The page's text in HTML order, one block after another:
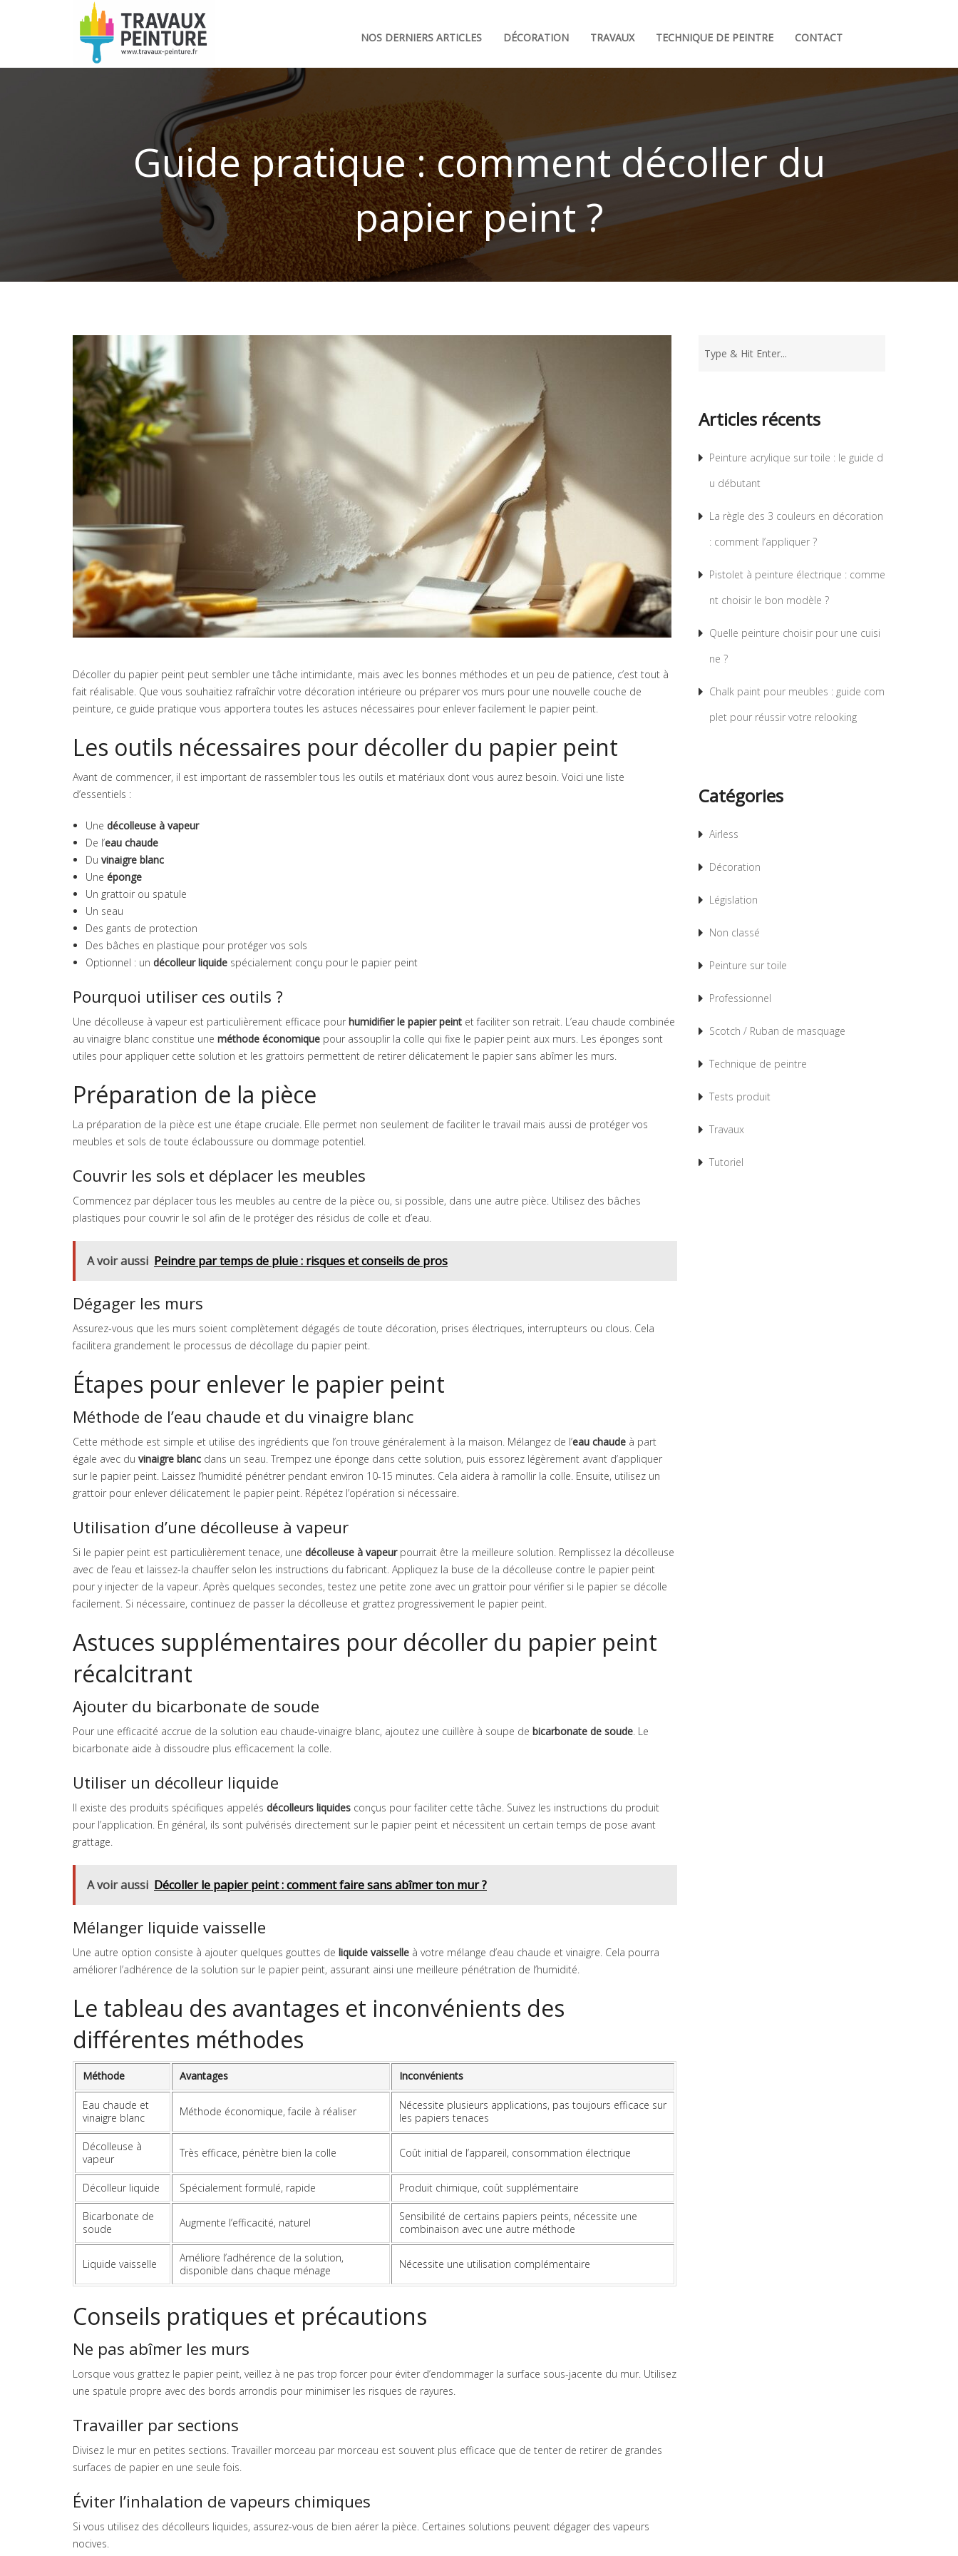
NOS DERNIERS ARTICLES DÉCORATION TRAVAUX TECHNIQUE DE PEINTRE CONTACT
Guide pratique : comment décoller du
papier peint ?
Décoller du papier peint peut sembler une tâche intimidante, mais avec les bonnes méthodes et un peu de patience, c’est tout à
fait réalisable. Que vous souhaitiez rafraîchir votre décoration intérieure ou préparer vos murs pour une nouvelle couche de
peinture, ce guide pratique vous apportera toutes les astuces nécessaires pour enlever facilement le papier peint.
Les outils nécessaires pour décoller du papier peint
Avant de commencer, il est important de rassembler tous les outils et matériaux dont vous aurez besoin. Voici une liste
d’essentiels :
Une décolleuse à vapeur
De l’eau chaude
Du vinaigre blanc
Une éponge
Un grattoir ou spatule
Un seau
Des gants de protection
Des bâches en plastique pour protéger vos sols
Optionnel : un décolleur liquidespécialement conçu pour le papier peint
Pourquoi utiliser ces outils ?
Une décolleuse à vapeur est particulièrement efficace pour humidifier le papier peint et faciliter son retrait. L’eau chaude combinée
au vinaigre blanc constitue une méthode économique pour assouplir la colle qui fixe le papier peint aux murs. Les éponges sont
utiles pour appliquer cette solution et les grattoirs permettent de retirer délicatement le papier sans abîmer les murs.
Préparation de la pièce
La préparation de la pièce est une étape cruciale. Elle permet non seulement de faciliter le travail mais aussi de protéger vos
meubles et sols de toute éclaboussure ou dommage potentiel.
Couvrir les sols et déplacer les meubles
Commencez par déplacer tous les meubles au centre de la pièce ou, si possible, dans une autre pièce. Utilisez des bâches
plastiques pour couvrir le sol afin de le protéger des résidus de colle et d’eau.
A voir aussi Peindre par temps de pluie : risques et conseils de pros
Dégager les murs
Assurez-vous que les murs soient complètement dégagés de toute décoration, prises électriques, interrupteurs ou clous. Cela
facilitera grandement le processus de décollage du papier peint.
Étapes pour enlever le papier peint
Méthode de l’eau chaude et du vinaigre blanc
Cette méthode est simple et utilise des ingrédients que l’on trouve généralement à la maison. Mélangez de l’eau chaude à part
égale avec du vinaigre blanc dans un seau. Trempez une éponge dans cette solution, puis essorez légèrement avant d’appliquer
sur le papier peint. Laissez l’humidité pénétrer pendant environ 10-15 minutes. Cela aidera à ramollir la colle. Ensuite, utilisez un
grattoir pour enlever délicatement le papier peint. Répétez l’opération si nécessaire.
Utilisation d’une décolleuse à vapeur
Si le papier peint est particulièrement tenace, une décolleuse à vapeurpourrait être la meilleure solution. Remplissez la décolleuse
avec de l’eau et laissez-la chauffer selon les instructions du fabricant. Appliquez la buse de la décolleuse contre le papier peint
pour y injecter de la vapeur. Après quelques secondes, testez une petite zone avec un grattoir pour vérifier si le papier se décolle
facilement. Si nécessaire, continuez de passer la décolleuse et grattez progressivement le papier peint.
Astuces supplémentaires pour décoller du papier peint
récalcitrant
Ajouter du bicarbonate de soude
Pour une efficacité accrue de la solution eau chaude-vinaigre blanc, ajoutez une cuillère à soupe de bicarbonate de soude. Le
bicarbonate aide à dissoudre plus efficacement la colle.
Utiliser un décolleur liquide
Il existe des produits spécifiques appelés décolleurs liquides conçus pour faciliter cette tâche. Suivez les instructions du produit
pour l’application. En général, ils sont pulvérisés directement sur le papier peint et nécessitent un certain temps de pose avant
grattage.
A voir aussi Décoller le papier peint : comment faire sans abîmer ton mur ?
Mélanger liquide vaisselle
Une autre option consiste à ajouter quelques gouttes de liquide vaisselle à votre mélange d’eau chaude et vinaigre. Cela pourra
améliorer l’adhérence de la solution sur le papier peint, assurant ainsi une meilleure pénétration de l’humidité.
Le tableau des avantages et inconvénients des
différentes méthodes
Méthode Avantages Inconvénients
Eau chaude et
vinaigre blanc
Méthode économique, facile à réaliser
Nécessite plusieurs applications, pas toujours efficace sur
les papiers tenaces
Décolleuse à
vapeur
Très efficace, pénètre bien la colle Coût initial de l’appareil, consommation électrique
Décolleur liquide Spécialement formulé, rapide Produit chimique, coût supplémentaire
Bicarbonate de
soude
Augmente l’efficacité, naturel
Sensibilité de certains papiers peints, nécessite une
combinaison avec une autre méthode
Liquide vaisselle
Améliore l’adhérence de la solution,
disponible dans chaque ménage
Nécessite une utilisation complémentaire
Conseils pratiques et précautions
Ne pas abîmer les murs
Lorsque vous grattez le papier peint, veillez à ne pas trop forcer pour éviter d’endommager la surface sous-jacente du mur. Utilisez
une spatule propre avec des bords arrondis pour minimiser les risques de rayures.
Travailler par sections
Divisez le mur en petites sections. Travailler morceau par morceau est souvent plus efficace que de tenter de retirer de grandes
surfaces de papier en une seule fois.
Éviter l’inhalation de vapeurs chimiques
Si vous utilisez des décolleurs liquides, assurez-vous de bien aérer la pièce. Certaines solutions peuvent dégager des vapeurs
nocives.
Articles récents
Peinture acrylique sur toile : le guide d
u débutant
La règle des 3 couleurs en décoration
: comment l’appliquer ?
Pistolet à peinture électrique : comme
nt choisir le bon modèle ?
Quelle peinture choisir pour une cuisi
ne ?
Chalk paint pour meubles : guide com
plet pour réussir votre relooking
Catégories
Airless
Décoration
Législation
Non classé
Peinture sur toile
Professionnel
Scotch / Ruban de masquage
Technique de peintre
Tests produit
Travaux
Tutoriel